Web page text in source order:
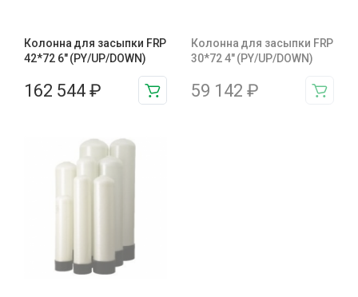
Колонна для засыпки FRP
42*72 6″ (PY/UP/DOWN)
162 544 ₽
Колонна для засыпки FRP
30*72 4″ (PY/UP/DOWN)
59 142 ₽